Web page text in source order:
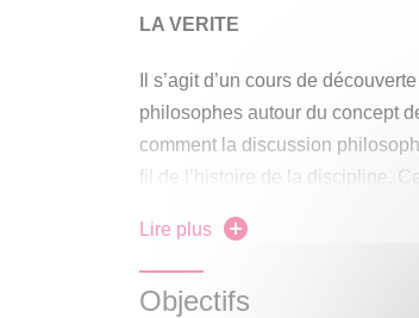
LA VERITE
Il s’agit d’un cours de
philosophes autour du concept
comment la discussion
fil de l’histoire de la discipline.
le christianisme, la
mondiales, sans parler de notre
de la « post-vérité ». Il s’agira
Lire plus
Objectifs